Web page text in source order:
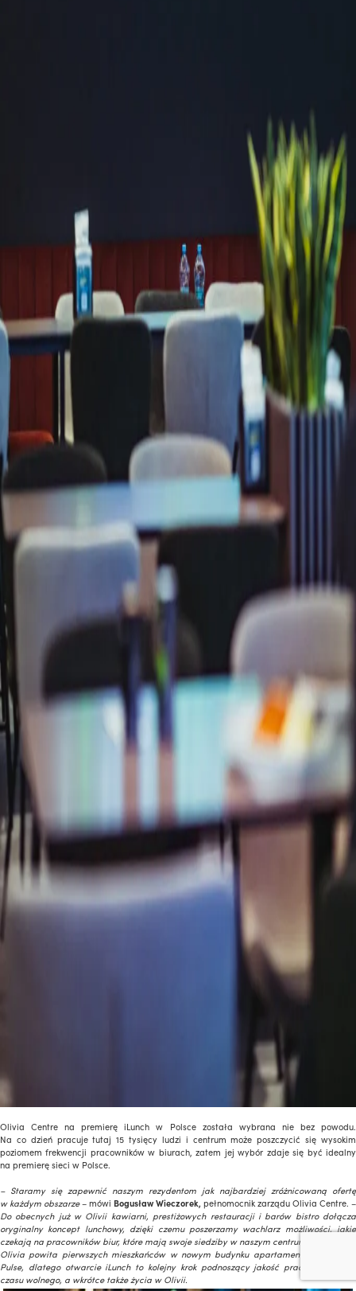
Olivia Centre na premierę iLunch w Polsce została wybrana nie bez powodu.
Na co dzień pracuje tutaj 15 tysięcy ludzi i centrum może poszczycić się wysokim
poziomem frekwencji pracowników w biurach, zatem jej wybór zdaje się być idealny
na premierę sieci w Polsce.
– Staramy się zapewnić naszym rezydentom jak najbardziej zróżnicowaną ofertę
w każdym obszarze– mówi Bogusław Wieczorek, pełnomocnik zarządu Olivia Centre. –
Do obecnych już w Olivii kawiarni, prestiżowych restauracji i barów bistro dołącza
oryginalny koncept lunchowy, dzięki czemu poszerzamy wachlarz możliwości, jakie
czekają na pracowników biur, które mają swoje siedziby w naszym centrum. W tym roku
Olivia powita pierwszych mieszkańców w nowym budynku apartamentowym Olivia
Pulse, dlatego otwarcie iLunch to kolejny krok podnoszący jakość pracy, spędzania
czasu wolnego, a wkrótce także życia w Olivii.